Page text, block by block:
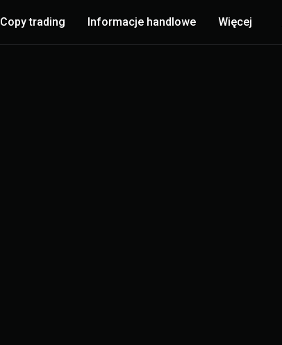
Copy trading Informacje handlowe Więcej